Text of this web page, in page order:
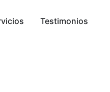
Testimonios